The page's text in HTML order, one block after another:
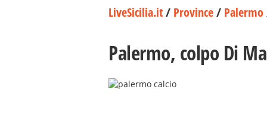
LiveSicilia.it/ Province/ Palermo
Palermo, colpo Di